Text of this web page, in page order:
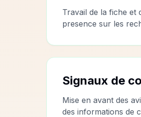
Travail de la fiche
presence sur les
Signaux de
Mise en avant des
des informations de